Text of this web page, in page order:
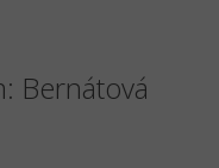
Bernátová